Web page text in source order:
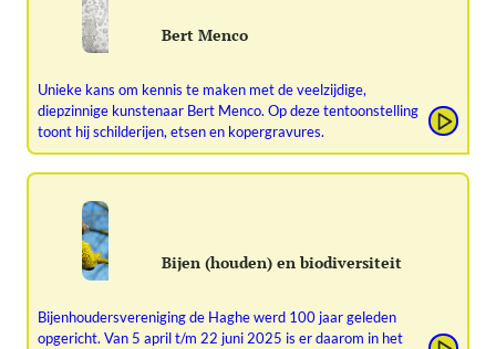
Bert Menco
Unieke kans om kennis te maken met de veelzijdige,
diepzinnige kunstenaar Bert Menco. Op deze tentoonstelling
toont hij schilderijen, etsen en kopergravures.
Bijen (houden) en biodiversiteit
Bijenhoudersvereniging de Haghe werd 100 jaar geleden
opgericht. Van 5 april t/m 22 juni 2025 is er daarom in het